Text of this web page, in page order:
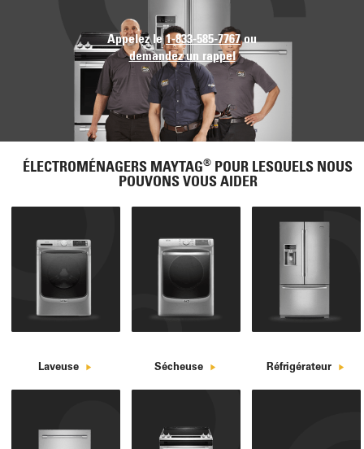
Appelez le1-833-585-7767ou
demandez un rappel
ÉLECTROMÉNAGERS MAYTAG® POUR LESQUELS NOUS
POUVONS VOUS AIDER
Laveuse Sécheuse Réfrigérateur